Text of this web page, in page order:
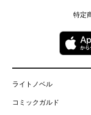
特定
ライトノベル
コミックガルド